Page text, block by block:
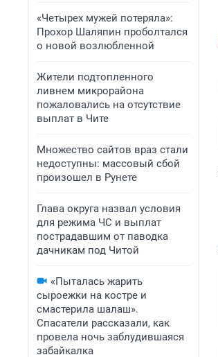
«Четырех мужей потеряла»:
Прохор Шаляпин проболтался
о новой возлюбленной
Жители подтопленного
ливнем микрорайона
пожаловались на отсутствие
выплат в Чите
Множество сайтов враз стали
недоступны: массовый сбой
произошел в Рунете
Глава округа назвал условия
для режима ЧС и выплат
пострадавшим от паводка
дачникам под Читой
«Пыталась жарить
сыроежки на костре и
смастерила шалаш».
Спасатели рассказали, как
провела ночь заблудившаяся
забайкалка